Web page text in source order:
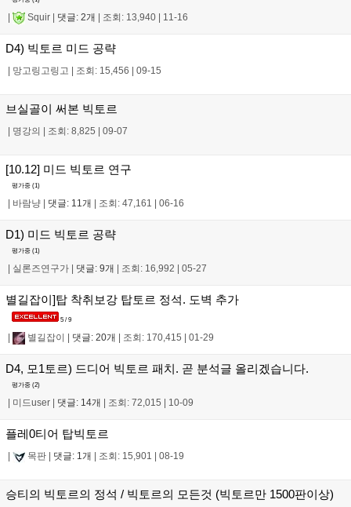
| Squir | 댓글: 2개 | 조회: 13,940 | 11-16
D4) 빅토르 미드 공략
| 망고링고링고 | 조회: 15,456 | 09-15
브실골이 써본 빅토르
| 명강의 | 조회: 8,825 | 09-07
[10.12] 미드 빅토르 연구
평가중 (1)
바람냥 댓글: 11개 조회: 47,161 06-16
D1) 미드 빅토르 공략
평가중 (1)
실론즈연구가 댓글: 9개 조회: 16,992 05-27
별길잡이]탑 착취보강 탑토르 정석. 도벽 추가
5 / 9
| 별길잡이 | 댓글: 20개 | 조회: 170,415 | 01-29
D4, 모1토르) 드디어 빅토르 패치. 곧 분석글 올리겠습니다.
평가중 (2)
미드user 댓글: 14개 조회: 72,015 10-09
플레0티어 탑빅토르
목판 댓글: 1개 조회: 15,901 08-19
승티의 빅토르의 정석 / 빅토르의 모든것 (빅토르만 1500판이상)